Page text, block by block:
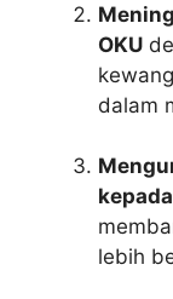
OKU
dalam
lebih